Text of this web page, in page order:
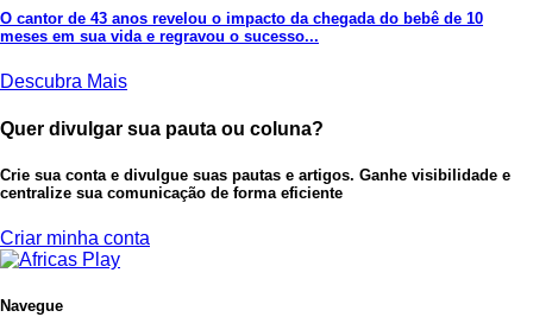
O cantor de 43 anos revelou o impacto da chegada do bebê de 10
meses em sua vida e regravou o sucesso...
Descubra Mais
Quer divulgar sua pauta ou coluna?
Crie sua conta e divulgue suas pautas e artigos. Ganhe visibilidade e
centralize sua comunicação de forma eficiente
Criar minha conta
Navegue